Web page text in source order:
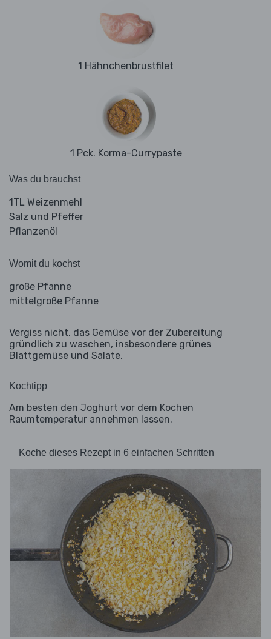
1 Hähnchenbrustfilet
1 Pck. Korma-Currypaste
Was du brauchst
1TL Weizenmehl
Salz und Pfeffer
Pflanzenöl
Womit du kochst
große Pfanne
mittelgroße Pfanne
Vergiss nicht, das Gemüse vor der Zubereitung
gründlich zu waschen, insbesondere grünes
Blattgemüse und Salate.
Kochtipp
Am besten den Joghurt vor dem Kochen
Raumtemperatur annehmen lassen.
Koche dieses Rezept in 6 einfachen Schritten